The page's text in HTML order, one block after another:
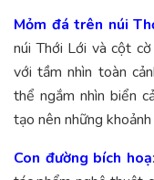
Mỏm đá trên núi
núi Thới Lới và cột
với tầm nhìn toàn
thể ngắm nhìn biển
tạo nên những
Con đường bích hoạ